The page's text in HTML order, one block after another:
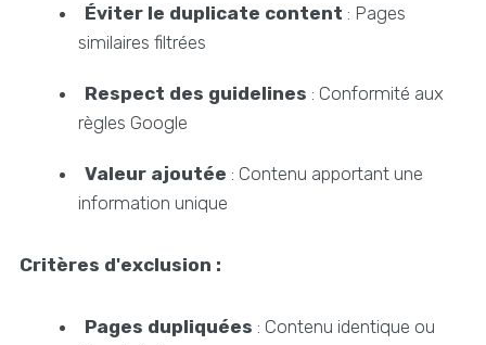
Éviter le duplicate content : Pages
similaires filtrées
Respect des guidelines : Conformité aux
règles Google
Valeur ajoutée : Contenu apportant une
information unique
Critères d'exclusion :
Pages dupliquées : Contenu identique ou